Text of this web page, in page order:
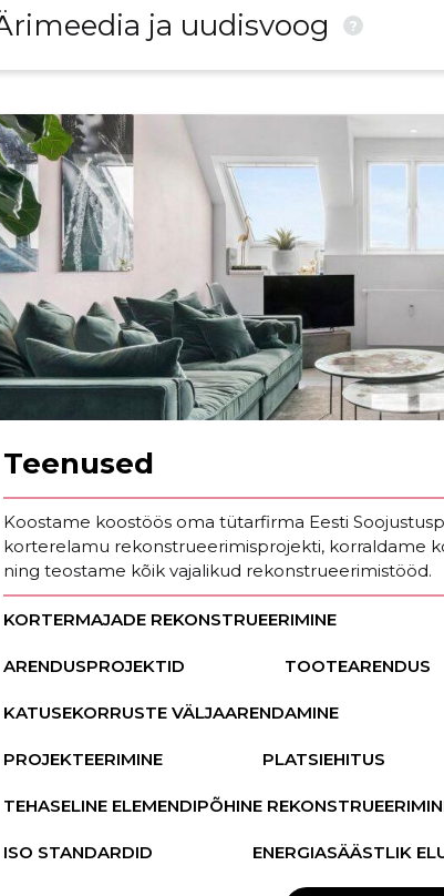
ja uudisvoog
?
Teenused
Koostame koostöös oma tütarfirma Eesti
korterelamu rekonstrueerimisprojekti, korraldame
ning teostame kõik vajalikud rekonstrueerimistööd.
KORTERMAJADE REKONSTRUEERIMINE
ARENDUSPROJEKTID TOOTEARENDUS
KATUSEKORRUSTE VÄLJAARENDAMINE
PROJEKTEERIMINE PLATSIEHITUS
TEHASELINE ELEMENDIPÕHINE
ISO STANDARDID ENERGIASÄÄSTLIK